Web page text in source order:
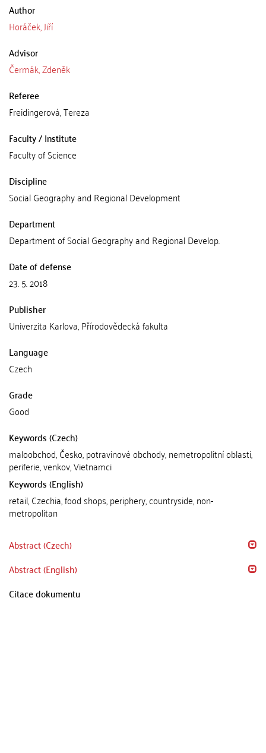
Author
Horáček, Jiří
Advisor
Čermák, Zdeněk
Referee
Freidingerová, Tereza
Faculty / Institute
Faculty of Science
Discipline
Social Geography and Regional Development
Department
Department of Social Geography and Regional Develop.
Date of defense
23. 5. 2018
Publisher
Univerzita Karlova, Přírodovědecká fakulta
Language
Czech
Grade
Good
Keywords (Czech)
maloobchod, Česko, potravinové obchody, nemetropolitní oblasti,
periferie, venkov, Vietnamci
Keywords (English)
retail, Czechia, food shops, periphery, countryside, non-
metropolitan
Abstract (Czech)
Abstract (English)
Citace dokumentu